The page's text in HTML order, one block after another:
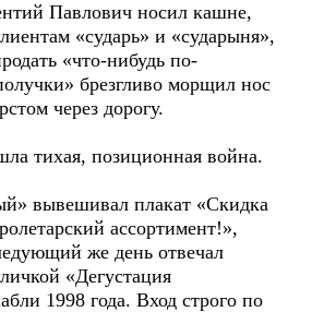
Павлович носил кашне,
«сударь» и «сударыня»,
«что-нибудь по-
брезгливо морщил нос
через дорогу.
тихая, позиционная война.
вывешивал плакат «Скидка
ассортимент!»,
же день отвечал
«Дегустация
1998 года. Вход строго по